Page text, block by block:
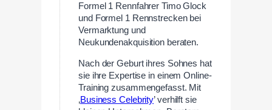
Formel 1 Rennfahrer Timo Glock
und Formel 1 Rennstrecken bei
Vermarktung und
Neukundenakquisition beraten.
Nach der Geburt ihres Sohnes hat
sie ihre Expertise in einem Online-
Training zusammengefasst. Mit
‚Business Celebrity’ verhilft sie